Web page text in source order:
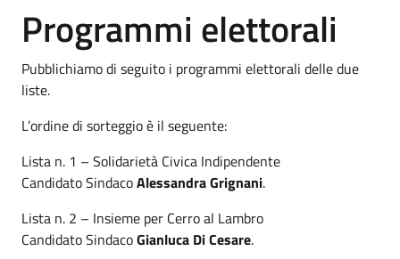
Programmi elettorali
Pubblichiamo di seguito i programmi elettorali delle due
liste.
L’ordine di sorteggio è il seguente:
Lista n. 1 – Solidarietà Civica Indipendente
Candidato SindacoAlessandra Grignani.
Lista n. 2 – Insieme per Cerro al Lambro
Candidato SindacoGianluca Di Cesare.